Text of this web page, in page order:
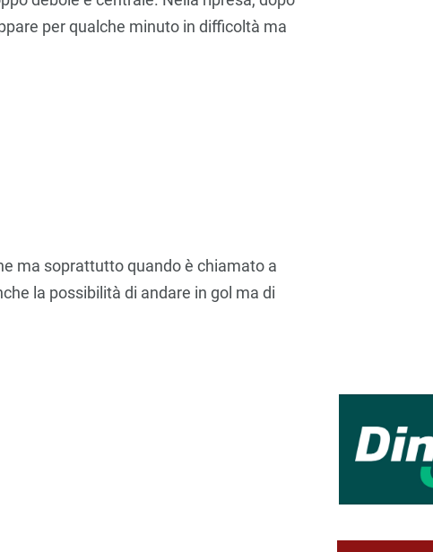
per qualche minuto in difficoltà ma
ma soprattutto quando è chiamato a
la possibilità di andare in gol ma di